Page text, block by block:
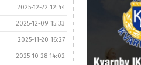
2025-12-22 12:44
2025-12-09 15:33
2025-11-20 16:27
2025-10-28 14:02